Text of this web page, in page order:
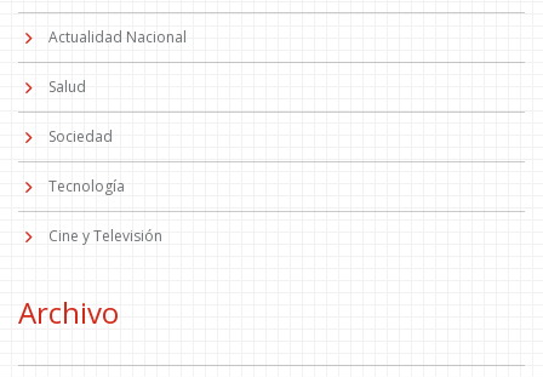
Actualidad Nacional
Salud
Sociedad
Tecnología
Cine y Televisión
Archivo